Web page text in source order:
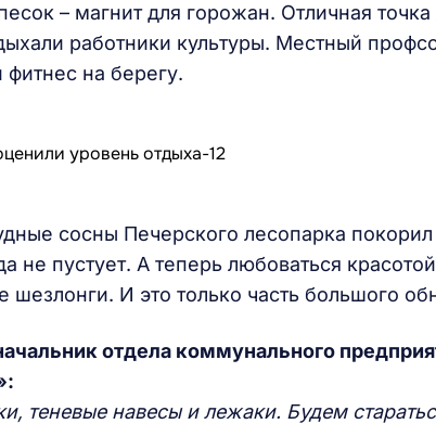
– магнит для горожан. Отличная
работники культуры. Местный
на берегу.
сосны Печерского лесопарка
не пустует. А теперь любоваться
шезлонги. И это только часть большого
отдела коммунального
теневые навесы и лежаки. Будем